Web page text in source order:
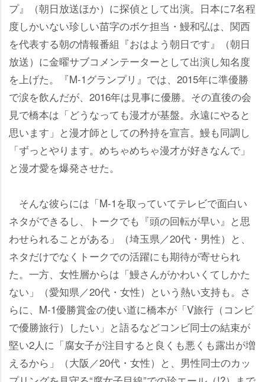
プ』（朝日放送ほか）に探偵として出演。日本に7名程
度しかいない珍しい苗字のボケ担当・鰻和弘は、関西
を代表する朝の情報番組『おはよう朝日です』（朝日
放送）に金曜サブコメンテーターとして出演し知名度
を上げた。『M-1グランプリ』では、2015年に準優勝
で涙を飲んだが、2016年は見事に優勝。その直後の会
見で橋本は「どうなっても漫才が基盤。永遠にやると
思います」と漫才師としての矜持を宣言。鰻も同調し
「ずっとやります。めちゃめちゃ漫才が好きなんで」
と漫才愛を爆発させた。
そんな彼らには「M-1を取っていてテレビで面白い
ネタができるし、トークでも『頭の回転が早い』と思
わせられることがある」（埼玉県／20代・男性）と、
ネタだけでなくトークでの活躍にも期待が寄せられ
た。一方、女性層からは「鰻さんがかわいくてしかた
ない」（愛知県／20代・女性）という熱い支持も。さ
らに、M-1優勝賞金の使い道に橋本が「V旅行（コンビ
で優勝旅行）したい」と語るなどコンビ同士の結束が
堅い2人に「腐女子が注目すると良くも悪くも露出が増
えるから」（大阪／20代・女性）と、男性同士のカッ